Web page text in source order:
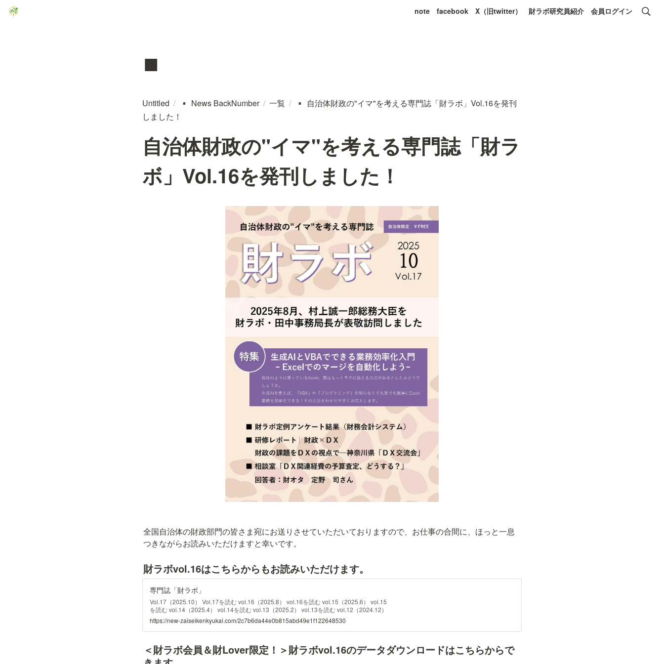
note facebook X（旧twitter） 財ラボ研究員紹介 会員ログイン
▪️
Untitled / ▪️ News BackNumber / 一覧 / ▪️
自治体財政の"イマ"を考える専門誌「財ラボ」Vol.16を発刊
しました！
自治体財政の"イマ"を考える専門誌「財ラ
ボ」Vol.16を発刊しました！
全国自治体の財政部門の皆さま宛にお送りさせていただいておりますので、お仕事の合間に、ほっと一息
つきながらお読みいただけますと幸いです。
財ラボvol.16はこちらからもお読みいただけます。
専門誌「財ラボ」
Vol.17（2025.10） Vol.17を読む vol.16（2025.8） vol.16を読む vol.15（2025.6） vol.15
を読む vol.14（2025.4） vol.14を読む vol.13（2025.2） vol.13を読む vol.12（2024.12）
vol.12を読む v
https://new-zaiseikenkyukai.com/2c7b6da44e0b815abd49e1f122648530
＜財ラボ会員＆財Lover限定！＞財ラボvol.16のデータダウンロードはこちらからで